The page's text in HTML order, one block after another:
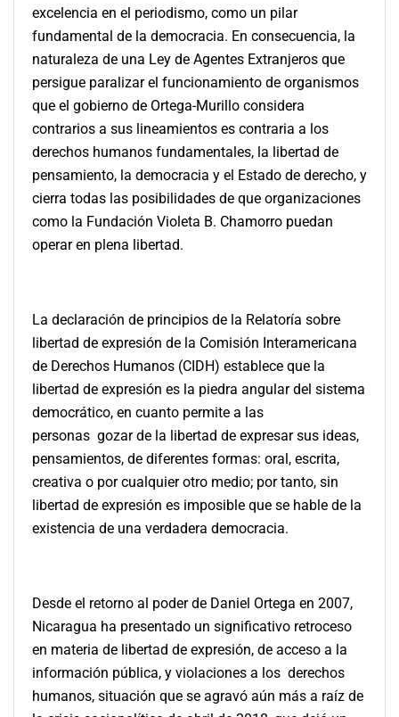
excelencia en el periodismo, como un pilar
fundamental de la democracia. En consecuencia, la
naturaleza de una Ley de Agentes Extranjeros que
persigue paralizar el funcionamiento de organismos
que el gobierno de Ortega-Murillo considera
contrarios a sus lineamientos es contraria a los
derechos humanos fundamentales, la libertad de
pensamiento, la democracia y el Estado de derecho, y
cierra todas las posibilidades de que organizaciones
como la Fundación Violeta B. Chamorro puedan
operar en plena libertad.
La declaración de principios de la Relatoría sobre
libertad de expresión de la Comisión Interamericana
de Derechos Humanos (CIDH) establece que la
libertad de expresión es la piedra angular del sistema
democrático, en cuanto permite a las
personas gozar de la libertad de expresar sus ideas,
pensamientos, de diferentes formas: oral, escrita,
creativa o por cualquier otro medio; por tanto, sin
libertad de expresión es imposible que se hable de la
existencia de una verdadera democracia.
Desde el retorno al poder de Daniel Ortega en 2007,
Nicaragua ha presentado un significativo retroceso
en materia de libertad de expresión, de acceso a la
información pública, y violaciones a los derechos
humanos, situación que se agravó aún más a raíz de